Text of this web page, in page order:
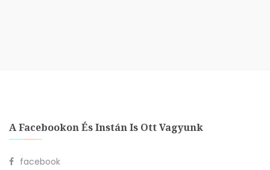
A Facebookon És Instán Is Ott Vagyunk
facebook